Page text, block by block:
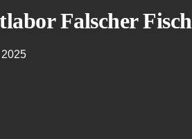
Falscher Fisch